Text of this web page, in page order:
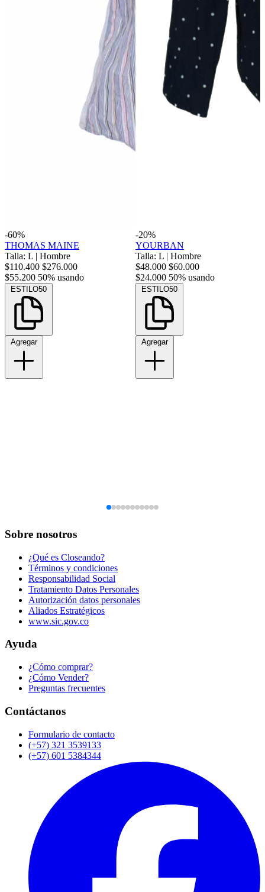
-60%
THOMAS MAINE
Talla: L | Hombre
$110.400 $276.000
$55.200 50% usando
ESTILO50
Agregar
-20%
YOURBAN
Talla: L | Hombre
$48.000 $60.000
$24.000 50% usando
ESTILO50
Agregar
Sobre nosotros
¿Qué es Closeando?
Términos y condiciones
Responsabilidad Social
Tratamiento Datos Personales
Autorización datos personales
Aliados Estratégicos
www.sic.gov.co
Ayuda
¿Cómo comprar?
¿Cómo Vender?
Preguntas frecuentes
Contáctanos
Formulario de contacto
(+57) 321 3539133
(+57) 601 5384344